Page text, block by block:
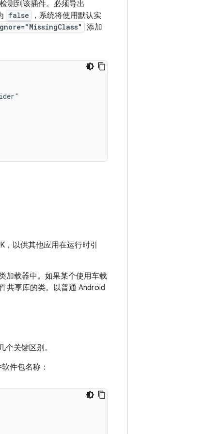
测到该插件。必须导出
false ，系统将使用默认实
添加
以供其他应用在运行时引
加载器中。如果某个使用车载
共享库的类。以普通 Android
关键区别。
件包名称：